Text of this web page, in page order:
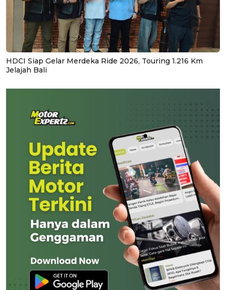
HDCI Siap Gelar Merdeka Ride 2026, Touring 1.216 Km
Jelajah Bali